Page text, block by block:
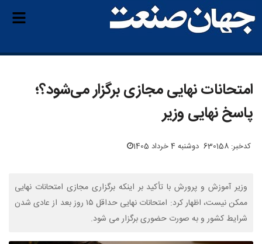
امتحانات نهایی مجازی برگزار می‌شود؟؛
پاسخ نهایی وزیر
کدخبر: 630158 دوشنبه 4 خرداد 1405
وزیر آموزش و پرورش با تأکید بر اینکه برگزاری مجازی امتحانات نهایی
ممکن نیست، اظهار کرد: امتحانات نهایی حداقل ۱۵ روز بعد از عادی شدن
شرایط کشور و به صورت حضوری برگزار می شود.